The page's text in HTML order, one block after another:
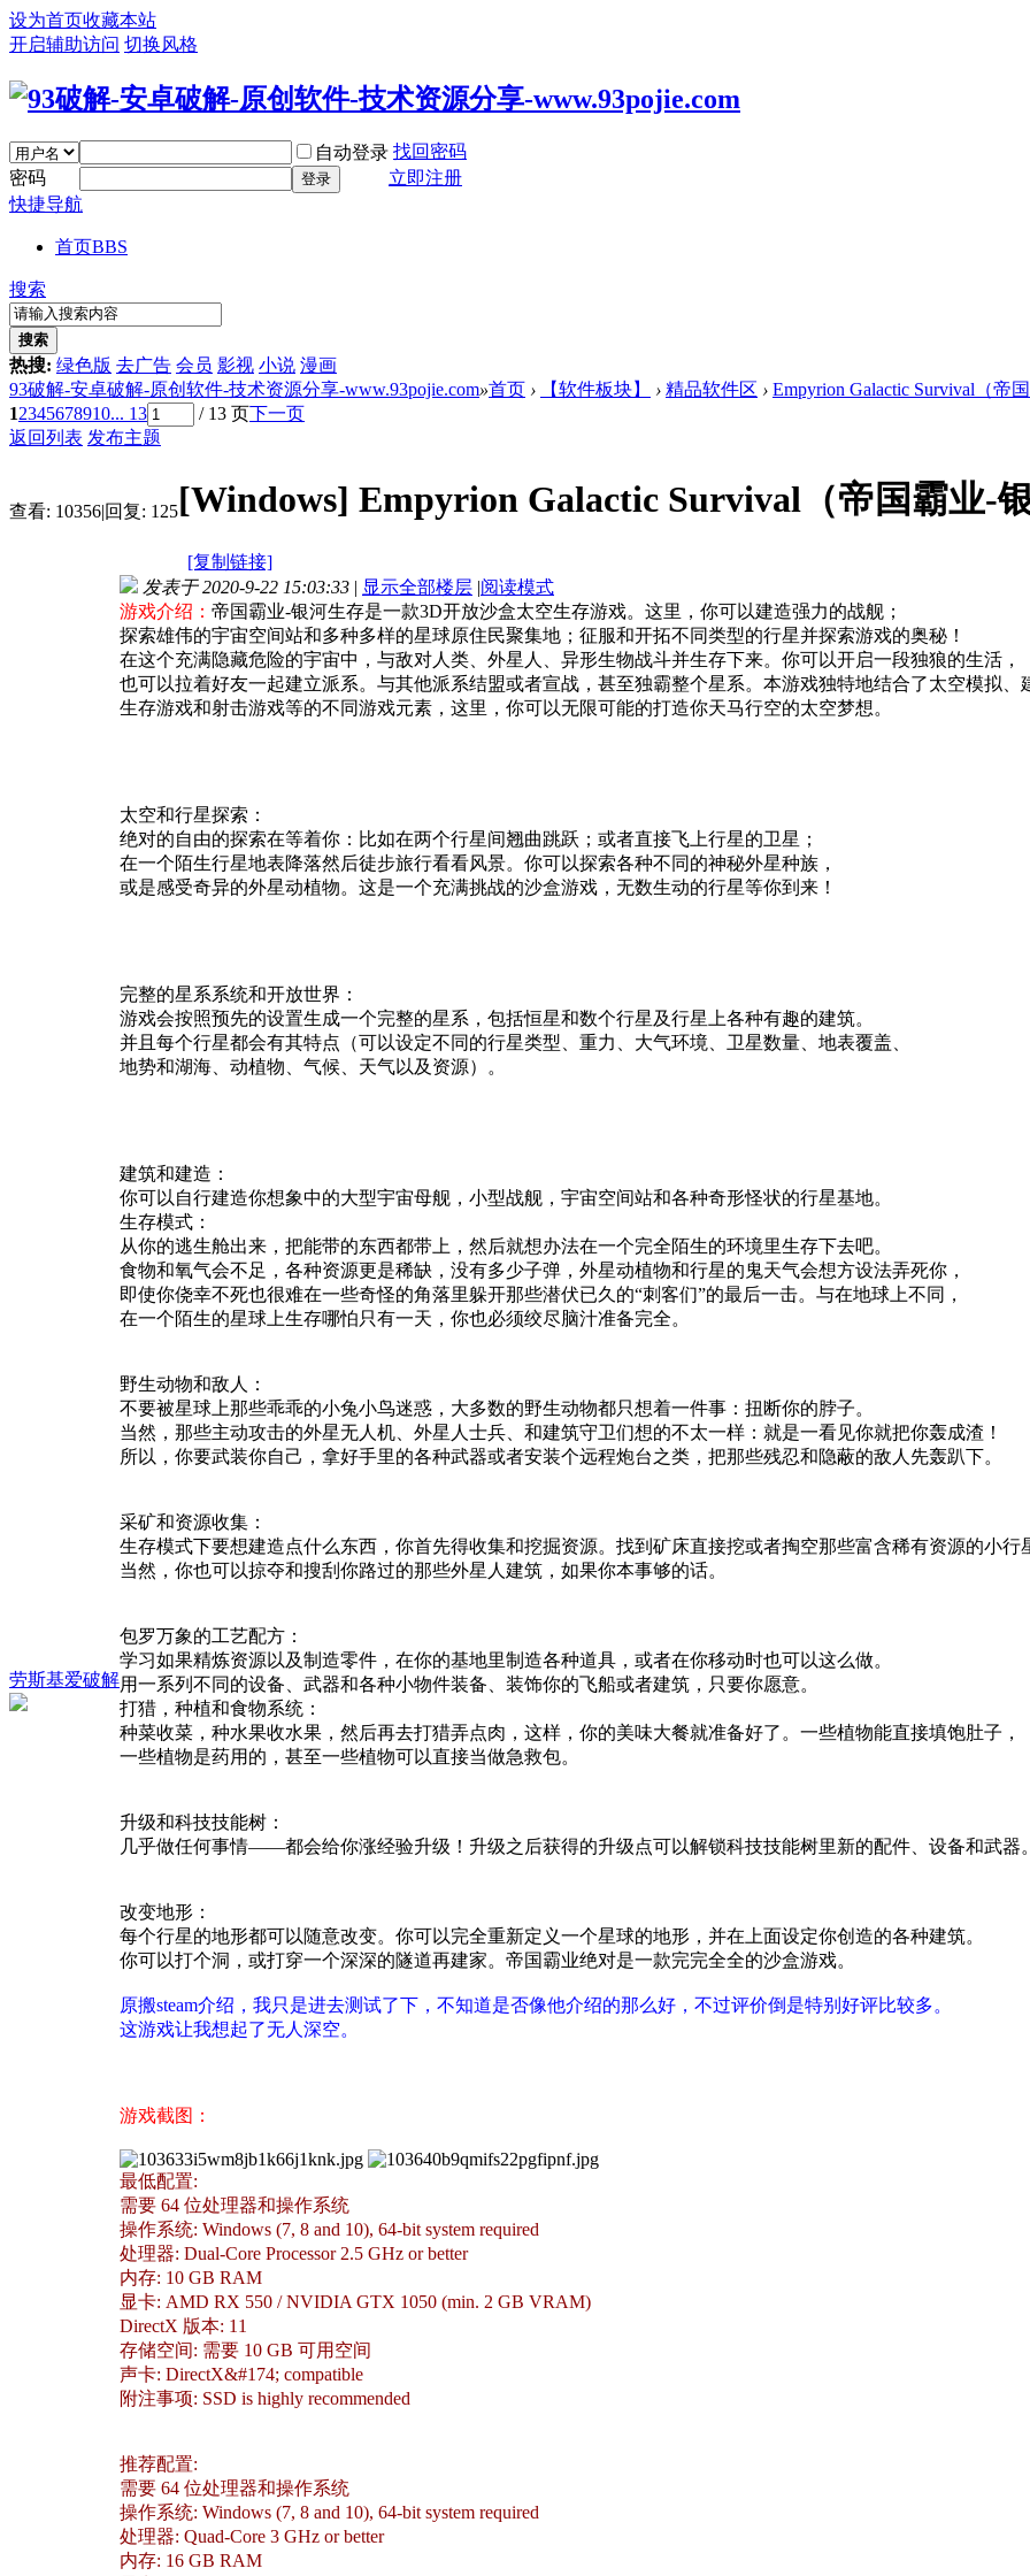
设为首页收藏本站
开启辅助访问 切换风格
自动登录 找回密码
密码
登录
立即注册
快捷导航
首页BBS
搜索
搜索
热搜: 绿色版 去广告 会员 影视 小说 漫画
93破解-安卓破解-原创软件-技术资源分享-www.93pojie.com»首页 › 【软件板块】 › 精品软件区 › Empyrion Galactic Survival（帝
12345678910... 13 / 13 页下一页
返回列表 发布主题
查看: 10356|回复: 125[Windows] Empyrion Galactic Survival（帝国霸业-
[复制链接]
劳斯基爱破解
发表于 2020-9-22 15:03:33 | 显示全部楼层 |阅读模式
游戏介绍： 帝国霸业-银河生存是一款3D开放沙盒太空生存游戏。这里，你可以建造强力的战舰；
探索雄伟的宇宙空间站和多种多样的星球原住民聚集地；征服和开拓不同类型的行星并探索游戏的奥秘！
在这个充满隐藏危险的宇宙中，与敌对人类、外星人、异形生物战斗并生存下来。你可以开启一段独狼的生活，
也可以拉着好友一起建立派系。与其他派系结盟或者宣战，甚至独霸整个星系。本游戏独特地结合了太空模拟、
生存游戏和射击游戏等的不同游戏元素，这里，你可以无限可能的打造你天马行空的太空梦想。
太空和行星探索：
绝对的自由的探索在等着你：比如在两个行星间翘曲跳跃；或者直接飞上行星的卫星；
在一个陌生行星地表降落然后徒步旅行看看风景。你可以探索各种不同的神秘外星种族，
或是感受奇异的外星动植物。这是一个充满挑战的沙盒游戏，无数生动的行星等你到来！
完整的星系系统和开放世界：
游戏会按照预先的设置生成一个完整的星系，包括恒星和数个行星及行星上各种有趣的建筑。
并且每个行星都会有其特点（可以设定不同的行星类型、重力、大气环境、卫星数量、地表覆盖、
地势和湖海、动植物、气候、天气以及资源）。
建筑和建造：
你可以自行建造你想象中的大型宇宙母舰，小型战舰，宇宙空间站和各种奇形怪状的行星基地。
生存模式：
从你的逃生舱出来，把能带的东西都带上，然后就想办法在一个完全陌生的环境里生存下去吧。
食物和氧气会不足，各种资源更是稀缺，没有多少子弹，外星动植物和行星的鬼天气会想方设法弄死你，
即使你侥幸不死也很难在一些奇怪的角落里躲开那些潜伏已久的“刺客们”的最后一击。与在地球上不同，
在一个陌生的星球上生存哪怕只有一天，你也必须绞尽脑汁准备完全。
野生动物和敌人：
不要被星球上那些乖乖的小兔小鸟迷惑，大多数的野生动物都只想着一件事：扭断你的脖子。
当然，那些主动攻击的外星无人机、外星人士兵、和建筑守卫们想的不太一样：就是一看见你就把你轰成渣！
所以，你要武装你自己，拿好手里的各种武器或者安装个远程炮台之类，把那些残忍和隐蔽的敌人先轰趴下。
采矿和资源收集：
生存模式下要想建造点什么东西，你首先得收集和挖掘资源。找到矿床直接挖或者掏空那些富含稀有资源的小行
当然，你也可以掠夺和搜刮你路过的那些外星人建筑，如果你本事够的话。
包罗万象的工艺配方：
学习如果精炼资源以及制造零件，在你的基地里制造各种道具，或者在你移动时也可以这么做。
用一系列不同的设备、武器和各种小物件装备、装饰你的飞船或者建筑，只要你愿意。
打猎，种植和食物系统：
种菜收菜，种水果收水果，然后再去打猎弄点肉，这样，你的美味大餐就准备好了。一些植物能直接填饱肚子，
一些植物是药用的，甚至一些植物可以直接当做急救包。
升级和科技技能树：
几乎做任何事情——都会给你涨经验升级！升级之后获得的升级点可以解锁科技技能树里新的配件、设备和武器
改变地形：
每个行星的地形都可以随意改变。你可以完全重新定义一个星球的地形，并在上面设定你创造的各种建筑。
你可以打个洞，或打穿一个深深的隧道再建家。帝国霸业绝对是一款完完全全的沙盒游戏。
原搬steam介绍，我只是进去测试了下，不知道是否像他介绍的那么好，不过评价倒是特别好评比较多。
这游戏让我想起了无人深空。
游戏截图：
最低配置:
需要 64 位处理器和操作系统
操作系统: Windows (7, 8 and 10), 64-bit system required
处理器: Dual-Core Processor 2.5 GHz or better
内存: 10 GB RAM
显卡: AMD RX 550 / NVIDIA GTX 1050 (min. 2 GB VRAM)
DirectX 版本: 11
存储空间: 需要 10 GB 可用空间
声卡: DirectX&#174; compatible
附注事项: SSD is highly recommended
推荐配置:
需要 64 位处理器和操作系统
操作系统: Windows (7, 8 and 10), 64-bit system required
处理器: Quad-Core 3 GHz or better
内存: 16 GB RAM